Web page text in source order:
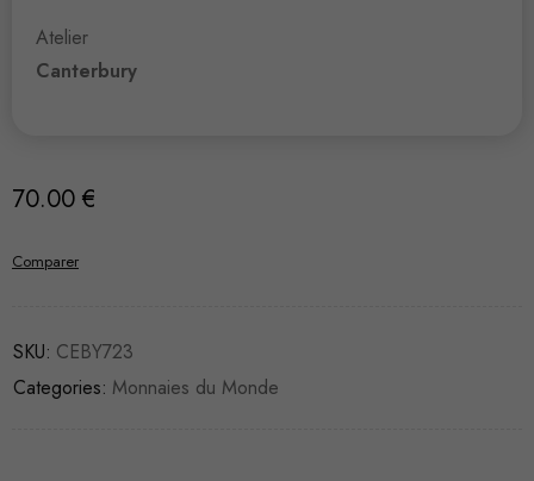
Atelier
Canterbury
70.00 €
Comparer
SKU: CEBY723
Categories: Monnaies du Monde